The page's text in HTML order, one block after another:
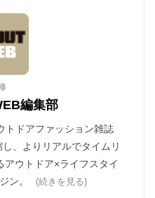
編集部
トドアファッション雑誌
、よりリアルでタイムリ
アウトドア×ライフスタイ
ン。
(続きを見る)